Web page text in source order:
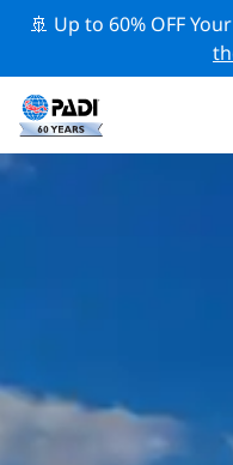
🚢 Up to 60% OFF